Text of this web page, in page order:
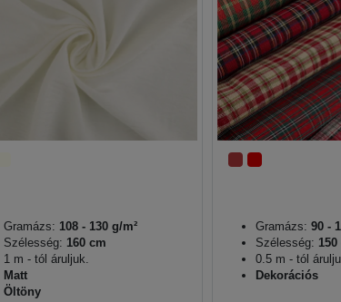
Gramázs: 108 - 130 g/m²
Szélesség: 160 cm
1 m - tól áruljuk.
Matt
Öltöny
Gramázs: 90 -
Szélesség: 150
0.5 m - tól
Dekorációs